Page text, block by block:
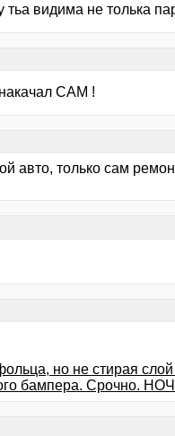
тьа видима не толька
САМ !
только сам
но не стирая
бампера. Срочно.